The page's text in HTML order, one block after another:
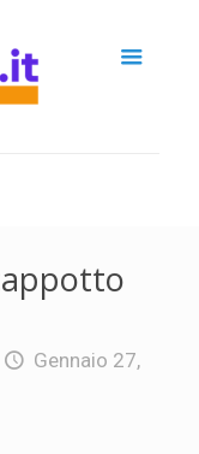
Gennaio 27,